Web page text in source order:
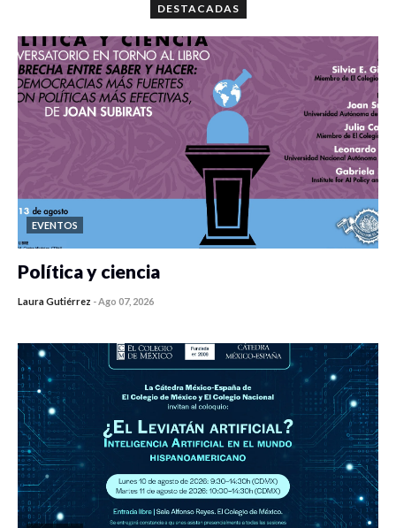
DESTACADAS
EVENTOS
Política y ciencia
Laura Gutiérrez -Ago 07, 2026